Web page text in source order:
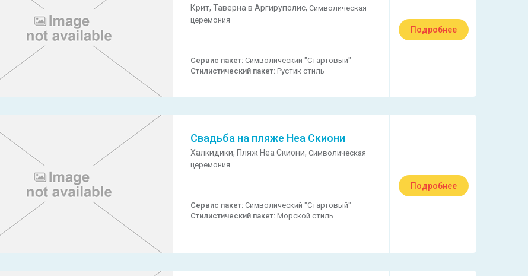
Крит,Таверна в Аргируполис,Символическая
церемония
Сервис пакет:Символический "Стартовый"
Стилистический пакет:Рустик стиль
Подробнее
Свадьба на пляже Неа Скиони
Халкидики, Пляж Неа Скиони,Символическая
церемония
Сервис пакет:Символический "Стартовый"
Стилистический пакет:Морской стиль
Подробнее